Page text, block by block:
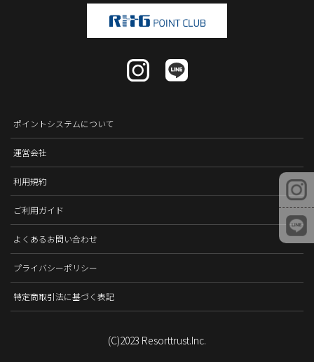
ポイントシステムについて
運営会社
利用規約
ご利用ガイド
よくあるお問い合わせ
プライバシーポリシー
特定商取引法に基づく表記
(C)2023 Resorttrust.Inc.